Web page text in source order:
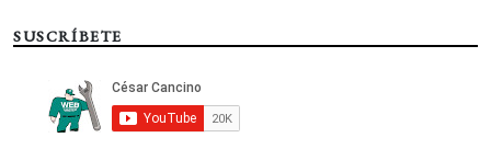
SUSCRÍBETE